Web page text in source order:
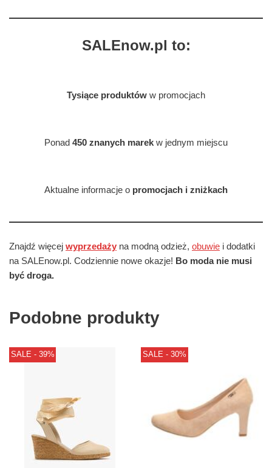
SALEnow.pl to:
Tysiące produktów w promocjach
Ponad 450 znanych marek w jednym miejscu
Aktualne informacje o promocjach i zniżkach
Znajdź więcej wyprzedaży na modną odzież, obuwie i dodatki
na SALEnow.pl. Codziennie nowe okazje! Bo moda nie musi
być droga.
Podobne produkty
SALE - 39% SALE - 30%